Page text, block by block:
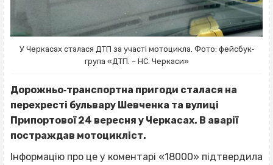
У Черкасах сталася ДТП за участі мотоцикла. Фото: фейсбук‐
група «ДТП. – НС. Черкаси»
Дорожньо‐транспортна пригоди сталася на
перехресті бульвару Шевченка та вулиці
Припортової 24 вересня у Черкасах. В аварії
постраждав мотоцикліст.
Інформацію про це у коментарі «18000» підтвердила